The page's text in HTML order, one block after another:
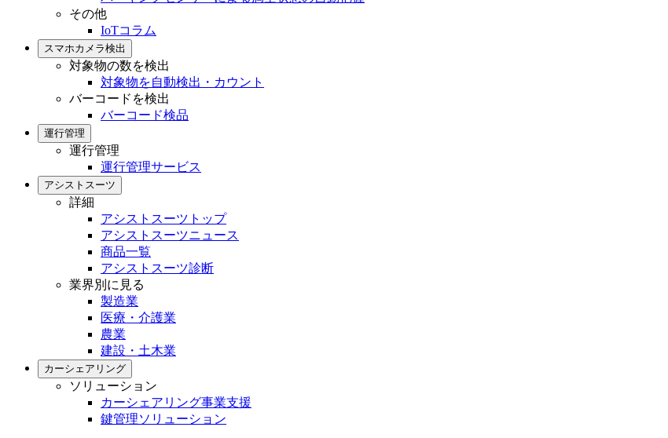
その他
IoTコラム
スマホカメラ検出
対象物の数を検出
対象物を自動検出・カウント
バーコードを検出
バーコード検品
運行管理
運行管理
運行管理サービス
アシストスーツ
詳細
アシストスーツトップ
アシストスーツニュース
商品一覧
アシストスーツ診断
業界別に見る
製造業
医療・介護業
農業
建設・土木業
カーシェアリング
ソリューション
カーシェアリング事業支援
鍵管理ソリューション